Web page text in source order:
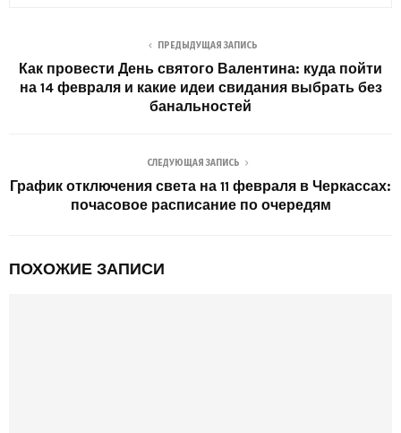
ПРЕДЫДУЩАЯ ЗАПИСЬ
Как провести День святого Валентина: куда пойти
на 14 февраля и какие идеи свидания выбрать без
банальностей
СЛЕДУЮЩАЯ ЗАПИСЬ
График отключения света на 11 февраля в Черкассах:
почасовое расписание по очередям
ПОХОЖИЕ ЗАПИСИ